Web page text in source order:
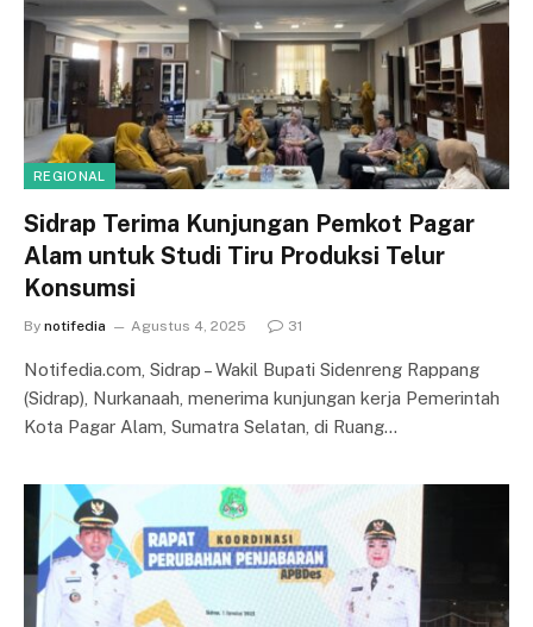
REGIONAL
Sidrap Terima Kunjungan Pemkot Pagar
Alam untuk Studi Tiru Produksi Telur
Konsumsi
By notifedia Agustus 4, 2025 31
Notifedia.com, Sidrap – Wakil Bupati Sidenreng Rappang
(Sidrap), Nurkanaah, menerima kunjungan kerja Pemerintah
Kota Pagar Alam, Sumatra Selatan, di Ruang…